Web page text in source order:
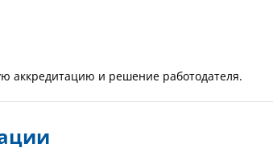
аккредитацию и решение работодателя.